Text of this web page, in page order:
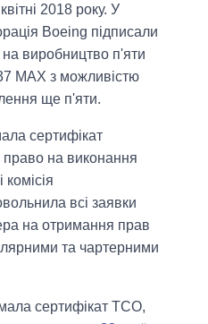
2018 року. У
Boeing підписали
виробництво п'яти
MAX з можливістю
ще п'яти.
сертифікат
на виконання
всі заявки
на отримання прав
та чартерними
сертифікат ТСО,